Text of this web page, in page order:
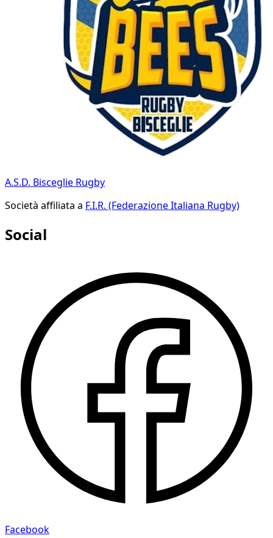
A.S.D. Bisceglie Rugby
Società affiliata a F.I.R. (Federazione Italiana Rugby)
Social
Facebook